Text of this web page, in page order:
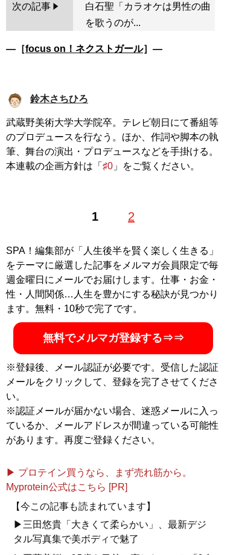
次の記事
白石聖「カラオケは男性の曲
を歌うのが...
―［focus on！ネクストガール］―
鈴木さちひろ
武蔵野美術大学大学院卒。テレビ朝日にて番組等
のプロデュースを行なう。ほか、作詞や脚本の執
筆、舞台の演出・プロデュースなどを手掛ける。
本連載の企画方針は「 ♯0 」をご覧ください。
1 2
SPA！編集部が「人生後半を賢く楽しく生きる」
をテーマに厳選した記事をメルマガ会員限定で毎
週金曜日にメールでお届けします。仕事・お金・
性・人間関係…人生を豊かにする秘訣が見つかり
ます。無料・10秒で完了です。
無料でメルマガ登録する⇒⇒
※登録後、メール認証が必要です。受信した認証
メールをクリックして、登録を完了させてくださ
い。
※認証メールが届かない場合、迷惑メールに入っ
ているか、メールアドレスが間違っている可能性
があります。再度ご登録ください。
▶ プロテイン買うなら、まず売れ筋から。
Myprotein公式はこちら [PR]
【今この記事も読まれています】
▶三田悠貴「大きくて柔らかい」、最新デジ
タル写真集で美ボディで魅了